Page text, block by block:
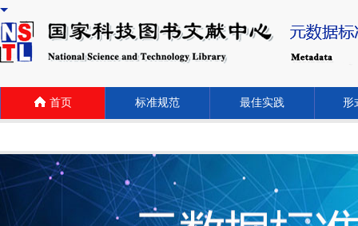
首页 标准规范 最佳实践 形